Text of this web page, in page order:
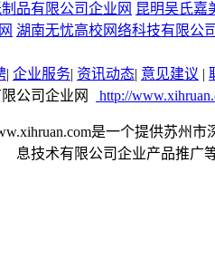
品有限公司企业网 昆明吴氏嘉
湖南无忧高校网络科技有限公
| 企业服务| 资讯动态| 意见建议 |
公司企业网
http://
是一个提供苏州
息技术有限公司企业产品推广